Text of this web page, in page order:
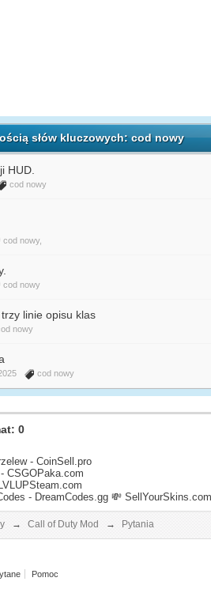
słów kluczowych: cod nowy
HUD.
cod nowy
cod nowy,
cod nowy
linie opisu klas
nowy
cod nowy
0
- CoinSell.pro
CSGOPaka.com
- DreamCodes.gg 💸
→ Call of Duty Mod → Pytania
Pomoc